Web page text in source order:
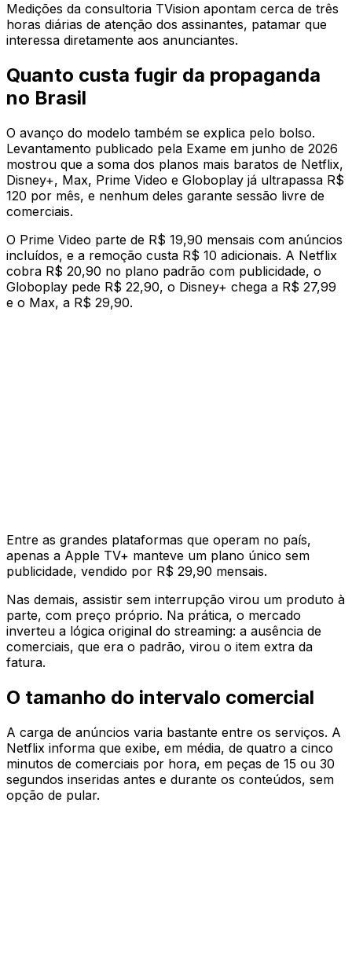
Medições da consultoria TVision apontam cerca de três
horas diárias de atenção dos assinantes, patamar que
interessa diretamente aos anunciantes.
Quanto custa fugir da propaganda
no Brasil
O avanço do modelo também se explica pelo bolso.
Levantamento publicado pela Exame em junho de 2026
mostrou que a soma dos planos mais baratos de Netflix,
Disney+, Max, Prime Video e Globoplay já ultrapassa R$
120 por mês, e nenhum deles garante sessão livre de
comerciais.
O Prime Video parte de R$ 19,90 mensais com anúncios
incluídos, e a remoção custa R$ 10 adicionais. A Netflix
cobra R$ 20,90 no plano padrão com publicidade, o
Globoplay pede R$ 22,90, o Disney+ chega a R$ 27,99
e o Max, a R$ 29,90.
Entre as grandes plataformas que operam no país,
apenas a Apple TV+ manteve um plano único sem
publicidade, vendido por R$ 29,90 mensais.
Nas demais, assistir sem interrupção virou um produto à
parte, com preço próprio. Na prática, o mercado
inverteu a lógica original do streaming: a ausência de
comerciais, que era o padrão, virou o item extra da
fatura.
O tamanho do intervalo comercial
A carga de anúncios varia bastante entre os serviços. A
Netflix informa que exibe, em média, de quatro a cinco
minutos de comerciais por hora, em peças de 15 ou 30
segundos inseridas antes e durante os conteúdos, sem
opção de pular.